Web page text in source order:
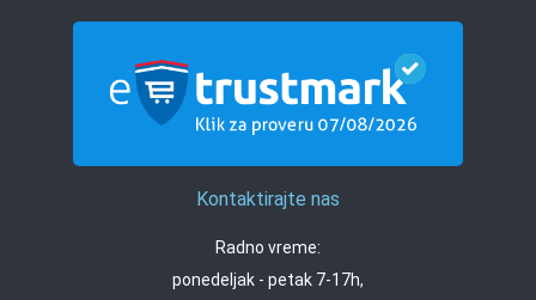
Kontaktirajte nas
Radno vreme:
ponedeljak - petak 7-17h,